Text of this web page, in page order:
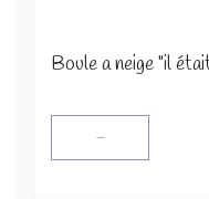
Boule a neige "il
-